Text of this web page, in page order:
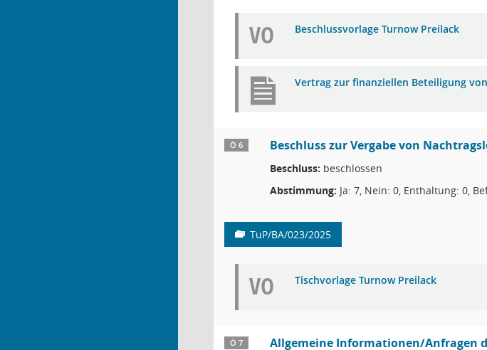
VO Beschlussvorlage Turnow Preilack
Vertrag zur finanziellen Beteiligung
Ö 6 Beschluss zur Vergabe von
Beschluss: beschlossen
Abstimmung: Ja: 7, Nein: 0, Enthaltung: 0,
TuP/BA/023/2025
VO Tischvorlage Turnow Preilack
Ö 7 Allgemeine Informationen/Anfragen